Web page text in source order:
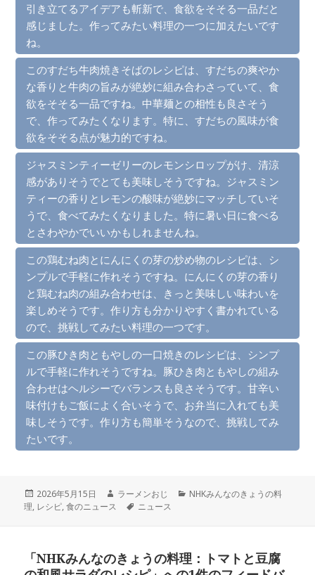
引き立てるアイデアも斬新で、食欲をそそる一品だと
感じました。作ってみたい料理の一つに加えたいです
ね。
このすだち牛肉焼きそばのレシピは、すだちの爽やか
な香りと牛肉の旨みが絶妙に組み合わさっていて、食
欲をそそる一品ですね。中華麺との相性も良さそう
で、作ってみたくなります。特に、すだちの風味が食
欲をそそる点が魅力的ですね。
ジャスミンティーゼリーのレモンシロップがけ、清涼
感がありそうでとても美味しそうですね。ジャスミン
ティーの香りとレモンの酸味が絶妙にマッチしていそ
うで、食べてみたくなりました。特に暑い日に食べる
とさわやかでいいかもしれませんね。
この鶏むね肉とにんにくの芽の炒め物のレシピは、シ
ンプルで手軽に作れそうですね。にんにくの芽の香り
と鶏むね肉の組み合わせは、きっと美味しい味わいを
楽しめそうです。作り方も分かりやすく書かれている
ので、挑戦してみたい料理の一つです。
この豚ひき肉ともやしの一口焼きのレシピは、シンプ
ルで手軽に作れそうですね。豚ひき肉ともやしの組み
合わせはヘルシーでバランスも良さそうです。甘辛い
味付けもご飯によく合いそうで、お弁当に入れても美
味しそうです。作り方も簡単そうなので、挑戦してみ
たいです。
投
稿
2026年5月15日
作
ラーメンおじ
カ
NHKみんなのきょうの料
理, レシピ,食のニュース
タ
ニュース
「NHKみんなのきょうの料理：トマトと豆腐